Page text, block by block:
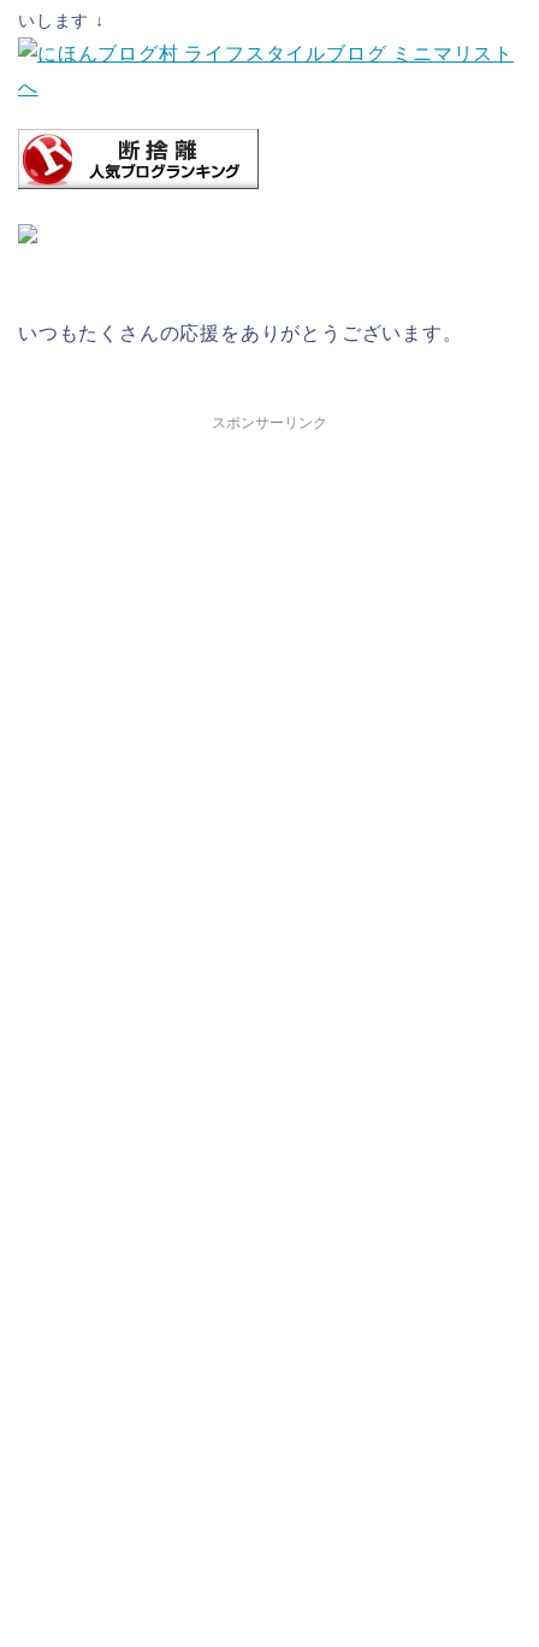
いします ↓
いつもたくさんの応援をありがとうございます。
スポンサーリンク